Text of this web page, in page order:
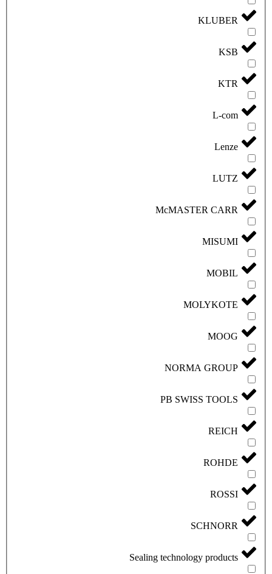
KLUBER
KSB
KTR
L-com
Lenze
LUTZ
McMASTER CARR
MISUMI
MOBIL
MOLYKOTE
MOOG
NORMA GROUP
PB SWISS TOOLS
REICH
ROHDE
ROSSI
SCHNORR
Sealing technology products